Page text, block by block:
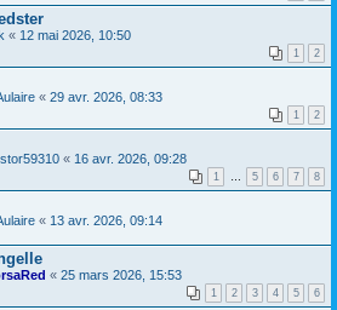
« 12 mai 2026, 10:50
1 2
« 29 avr. 2026, 08:33
1 2
« 16 avr. 2026, 09:28
1 … 5 6 7 8
« 13 avr. 2026, 09:14
« 25 mars 2026, 15:53
1 2 3 4 5 6